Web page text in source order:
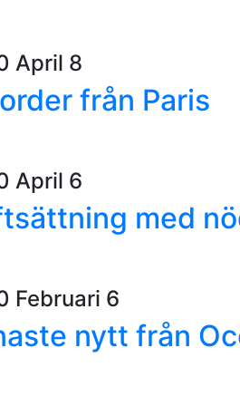
April 8
från Paris
April 6
med
Februari 6
nytt från